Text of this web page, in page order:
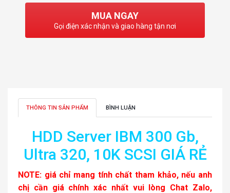
MUA NGAY
Gọi điện xác nhận và giao hàng tận nơi
THÔNG TIN SẢN PHẨM BÌNH LUẬN
HDD Server IBM 300 Gb,
Ultra 320, 10K SCSI GIÁ RẺ
NOTE: giá chỉ mang tính chất tham khảo, nếu anh
chị cần giá chính xác nhất vui lòng Chat Zalo,